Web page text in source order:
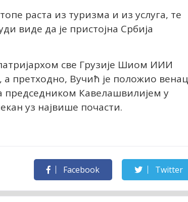
раста из туризма и из услуга, те
виде да је пристојна Србија
све Грузије Шиом ИИИ
а претходно, Вучић је положио венац
председником Кавелашвилијем у
уз највише почасти.
Facebook Twitter